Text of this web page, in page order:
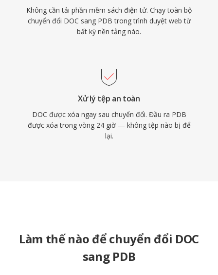
Không cần tải phần mềm sách điện tử. Chạy toàn bộ
chuyển đổi DOC sang PDB trong trình duyệt web từ
bất kỳ nền tảng nào.
Xử lý tệp an toàn
DOC được xóa ngay sau chuyển đổi. Đầu ra PDB
được xóa trong vòng 24 giờ — không tệp nào bị để
lại.
Làm thế nào để chuyển đổi DOC
sang PDB